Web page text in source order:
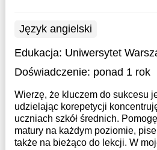
Język angielski
Edukacja: Uniwersytet
Doświadczenie: ponad 1 rok
Wierzę, że kluczem do sukcesu
udzielając korepetycji
uczniach szkół średnich.
matury na każdym poziomie,
także na bieżąco do lekcji. W